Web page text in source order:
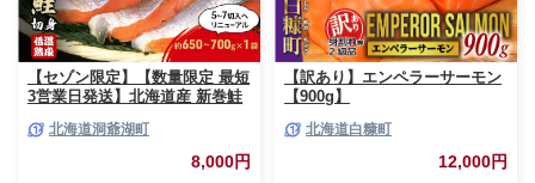
【セゾン限定】【数量限定 最短
3営業日発送】北海道産 新巻鮭
700g/5～7切入) 最短配送 北海
道 秋鮭 小分け 鮭 さけ しゃけ
シャケ 中塩 海鮮 冷凍 お弁当
北海道洞爺湖町
8,000円
【訳あり】エンペラーサーモン
【900g】
北海道白糠町
12,000円